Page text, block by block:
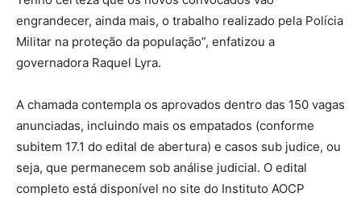
engrandecer, ainda mais, o trabalho realizado pela Polícia
Militar na proteção da população”, enfatizou a
governadora Raquel Lyra.
A chamada contempla os aprovados dentro das 150 vagas
anunciadas, incluindo mais os empatados (conforme
subitem 17.1 do edital de abertura) e casos sub judice, ou
seja, que permanecem sob análise judicial. O edital
completo está disponível no site do Instituto AOCP